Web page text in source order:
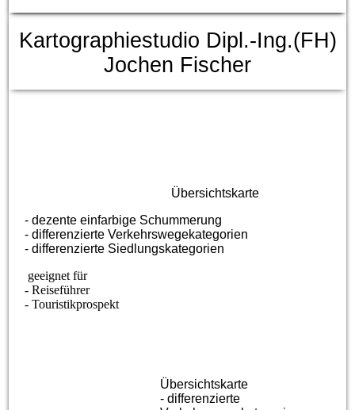
Kartographiestudio Dipl.-Ing.(FH)
Jochen Fischer
Übersichtskarte
- dezente einfarbige Schummerung
- differenzierte Verkehrswegekategorien
- differenzierte Siedlungskategorien
geeignet für
- Reiseführer
- Touristikprospekt
Übersichtskarte
- differenzierte